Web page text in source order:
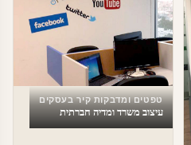
טפטים ומדבקות קיר בעסקים
עיצוב משרד ומדיה חברתית